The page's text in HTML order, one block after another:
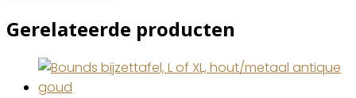
Gerelateerde producten